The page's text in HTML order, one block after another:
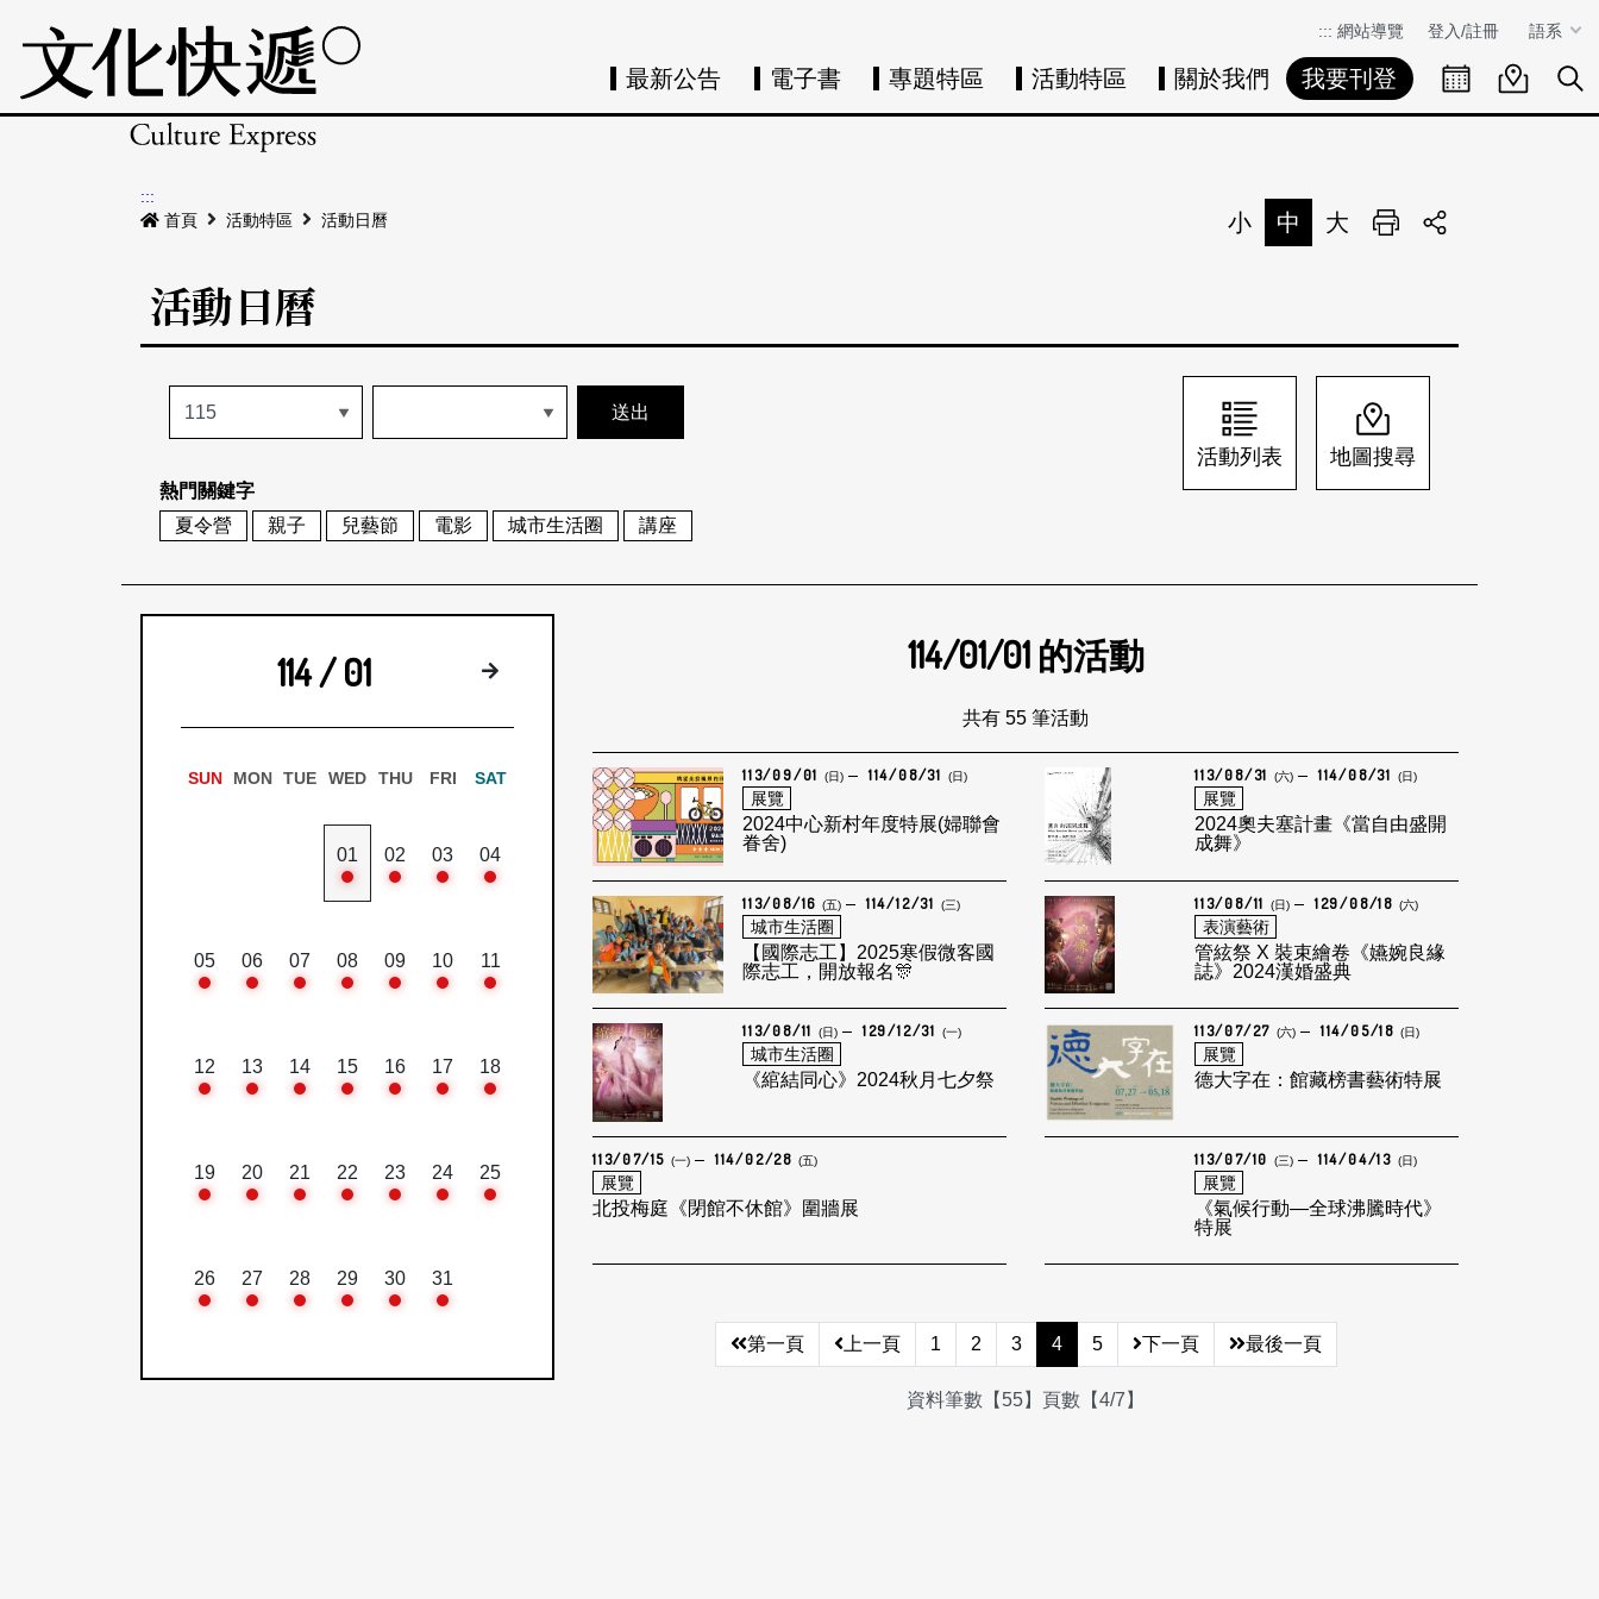
::: 網站導覽 登入/註冊 語系
最新公告 電子書 專題特區 活動特區 關於我們 我要刊登 活動日曆活動地圖展
:::
首頁
活動特區 活動日曆 小 中 大 列印
活動日曆
熱門關鍵字
夏令營
親子 兒藝節 電影 城市生活圈 講座
活動列表 地圖搜尋
114 / 01 下個月
SUN MON TUE WED THU FRI SAT
01 02 03 04
05 06 07 08 09 10 11
12 13 14 15 16 17 18
19 20 21 22 23 24 25
26 27 28 29 30 31
114/01/01 的活動
共有 55 筆活動
113/09/01 (日) 114/08/31 (日)
展覽
2024中心新村年度特展(婦聯會
眷舍)
113/08/31 (六) 114/08/31 (日)
展覽
2024奧夫塞計畫《當自由盛開
成舞》
113/08/16 (五) 114/12/31 (三)
城市生活圈
【國際志工】2025寒假微客國
際志工，開放報名🎊
113/08/11 (日) 129/08/18 (六)
表演藝術
管絃祭 X 裝束繪卷《嬿婉良緣
誌》2024漢婚盛典
113/08/11 (日) 129/12/31 (一)
城市生活圈
《綰結同心》2024秋月七夕祭
113/07/27 (六) 114/05/18 (日)
展覽
德大字在：館藏榜書藝術特展
113/07/15 (一) 114/02/28 (五)
展覽
北投梅庭《閉館不休館》圍牆展
113/07/10 (三) 114/04/13 (日)
展覽
《氣候行動—全球沸騰時代》
特展
第一頁 上一頁 1 2 3 4 5 下一頁 最後一頁
資料筆數【55】頁數【4/7】